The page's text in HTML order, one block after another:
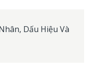
Dấu Hiệu Và